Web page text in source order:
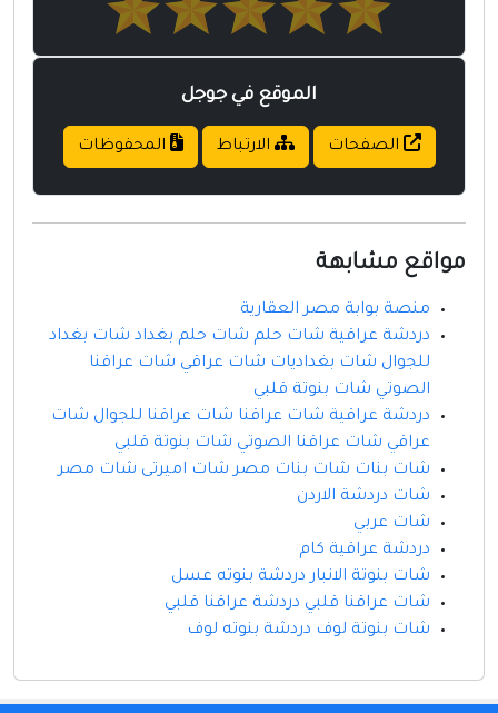
الموقع في جوجل
الصفحات الارتباط المحفوظات
مواقع مشابهة
منصة بوابة مصر العقارية
دردشة عراقية شات حلم شات حلم بغداد شات بغداد
للجوال شات بغداديات شات عراقي شات عراقنا
الصوتي شات بنوتة قلبي
دردشة عراقية شات عراقنا شات عراقنا للجوال شات
عراقي شات عراقنا الصوتي شات بنوتة قلبي
شات بنات شات بنات مصر شات اميرتى شات مصر
شات دردشة الاردن
شات عربي
دردشة عراقية كام
شات بنوتة الانبار دردشة بنوته عسل
شات عراقنا قلبي دردشة عراقنا قلبي
شات بنوتة لوف دردشة بنوته لوف